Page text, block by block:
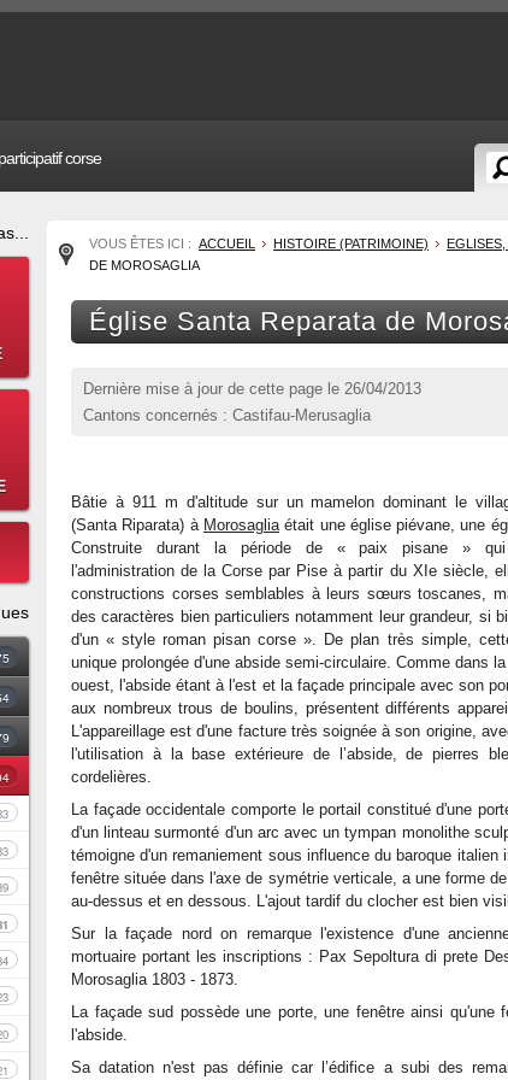
corse
VOUS ÊTES ICI : ACCUEIL HISTOIRE (PATRIMOINE)
DE MOROSAGLIA
Église Santa Reparata de
Dernière mise à jour de cette page le 26/04/2013
Cantons concernés : Castifau-Merusaglia
Bâtie à 911 m d'altitude sur un mamelon dominant le
(Santa Riparata) à Morosagliaétait une église piévane, une
Construite durant la période de « paix pisane » qui
l'administration de la Corse par Pise à partir du XIe siècle,
constructions corses semblables à leurs sœurs toscanes,
des caractères bien particuliers notamment leur grandeur, si
d'un « style roman pisan corse ». De plan très simple,
unique prolongée d'une abside semi-circulaire. Comme dans
ouest, l'abside étant à l'est et la façade principale avec son
aux nombreux trous de boulins, présentent différents
L'appareillage est d'une facture très soignée à son origine,
l'utilisation à la base extérieure de l’abside, de pierres
cordelières.
La façade occidentale comporte le portail constitué d'une
d'un linteau surmonté d'un arc avec un tympan monolithe
témoigne d'un remaniement sous influence du baroque
fenêtre située dans l'axe de symétrie verticale, a une forme
au-dessus et en dessous. L'ajout tardif du clocher est bien
Sur la façade nord on remarque l'existence d'une
mortuaire portant les inscriptions : Pax Sepoltura di prete
Morosaglia 1803 - 1873.
La façade sud possède une porte, une fenêtre ainsi qu'une
l'abside.
Sa datation n'est pas définie car l’édifice a subi des